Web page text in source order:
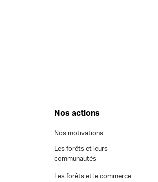
Nos actions
Nos motivations
Les forêts et leurs
communautés
Les forêts et le commerce